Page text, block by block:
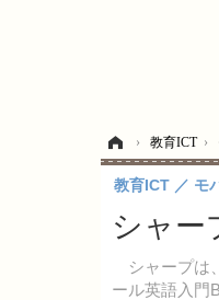
› 教育ICT ›
シャー
シャープは
ール英語入門
教育ICT モ